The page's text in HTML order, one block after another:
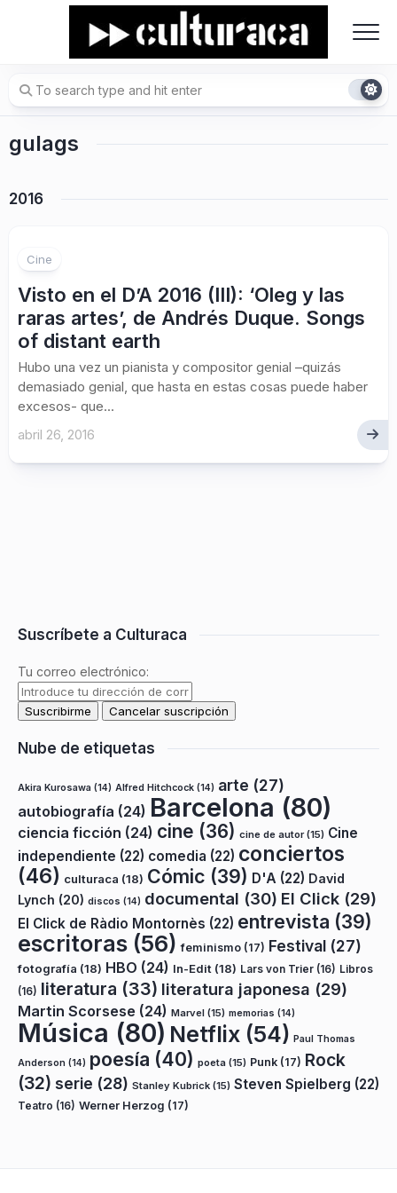
gulags
2016
Cine
Visto en el D’A 2016 (III): ‘Oleg y las
raras artes’, de Andrés Duque. Songs
of distant earth
Hubo una vez un pianista y compositor genial –quizás
demasiado genial, que hasta en estas cosas puede haber
excesos- que...
abril 26, 2016
Suscríbete a Culturaca
Tu correo electrónico:
Nube de etiquetas
Akira Kurosawa (14) Alfred Hitchcock (14) arte (27)
autobiografía (24) Barcelona (80)
ciencia ficción (24) cine (36) cine de autor(15) Cine
independiente (22) comedia (22) conciertos
(46) culturaca (18) Cómic (39) D'A (22) David
Lynch (20) discos (14) documental (30) El Click (29)
El Click de Ràdio Montornès (22) entrevista (39)
escritoras (56) feminismo (17) Festival (27)
fotografía (18) HBO (24) In-Edit (18) Lars von Trier (16) Libros
(16) literatura (33) literatura japonesa (29)
Martin Scorsese (24) Marvel (15) memorias (14)
Música (80) Netflix (54) Paul Thomas
Anderson (14) poesía (40) poeta (15) Punk (17) Rock
(32) serie (28) Stanley Kubrick (15) Steven Spielberg (22)
Teatro (16) Werner Herzog (17)